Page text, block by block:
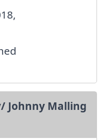
Johnny Malling